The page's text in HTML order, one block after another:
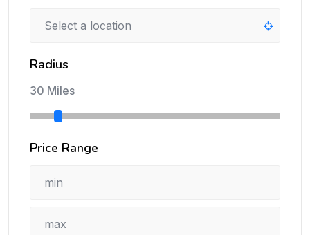
Radius
30 Miles
Price Range